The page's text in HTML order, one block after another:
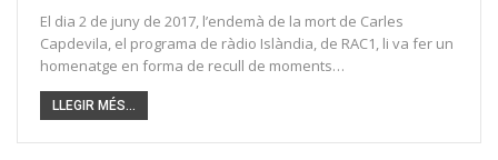
El dia 2 de juny de 2017, l’endemà de la mort de Carles
Capdevila, el programa de ràdio Islàndia, de RAC1, li va fer un
homenatge en forma de recull de moments…
LLEGIR MÉS...